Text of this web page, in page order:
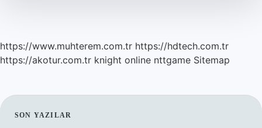
https://www.muhterem.com.tr https://hdtech.com.tr
https://akotur.com.tr knight online nttgame Sitemap
SIDEBAR
SON YAZILAR